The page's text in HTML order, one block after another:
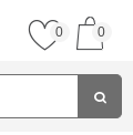
0 0